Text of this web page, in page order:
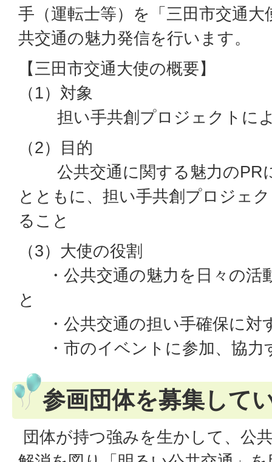
手（運転士等）を「三田市交通
共交通の魅力発信を行います。
【三田市交通大使の概要】
（1）対象
担い手共創プロジェクトによ
（2）目的
公共交通に関する魅力のPR
とともに、担い手共創プロジェ
ること
（3）大使の役割
・公共交通の魅力を日々の活
と
・公共交通の担い手確保に対
・市のイベントに参加、協力
参画団体を募集して
団体が持つ強みを生かして、公